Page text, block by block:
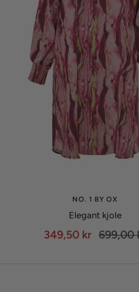
NO. 1 BY OX
Elegant kjole
Udsalgspris
349,50 kr 699,00